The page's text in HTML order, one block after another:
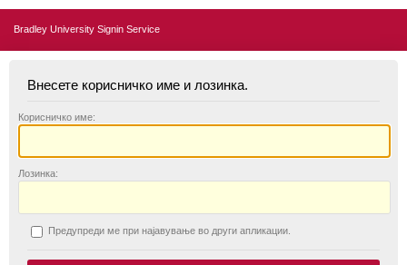
Bradley University Signin Service
Внесете корисничко име и лозинка.
Корисничко име:
Лозинка:
Предупреди ме при најавување во други апликации.